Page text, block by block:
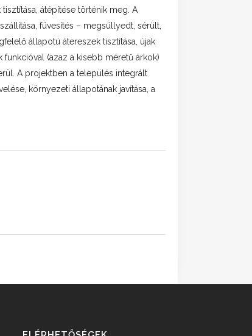
átépítése történik meg. A
füvesítés – megsüllyedt, sérült,
állapotú átereszek tisztítása, újak
(azaz a kisebb méretű árkok)
A projektben a település integrált
környezeti állapotának javítása, a